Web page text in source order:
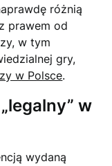
różnią
prawem od
w tym
gry,
w Polsce.
w
wydaną